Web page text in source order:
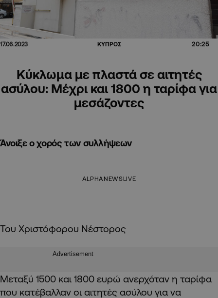
17.06.2023 ΚΥΠΡΟΣ 20:25
Κύκλωμα με πλαστά σε αιτητές
ασύλου: Μέχρι και 1800 η ταρίφα για
μεσάζοντες
Άνοιξε ο χορός των συλλήψεων
ALPHANEWSLIVE
Του Χριστόφορου Νέστορος
Advertisement
Μεταξύ 1500 και 1800 ευρώ ανερχόταν η ταρίφα
που κατέβαλλαν οι αιτητές ασύλου για να